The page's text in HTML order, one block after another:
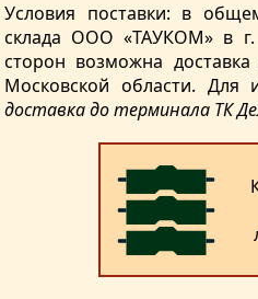
Условия поставки: в
склада ООО «ТАУКОМ» в
сторон возможна
Московской области. Для
доставка до терминала ТК